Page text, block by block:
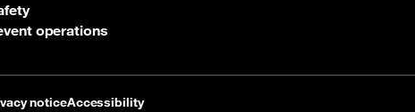
operations
noticeAccessibility